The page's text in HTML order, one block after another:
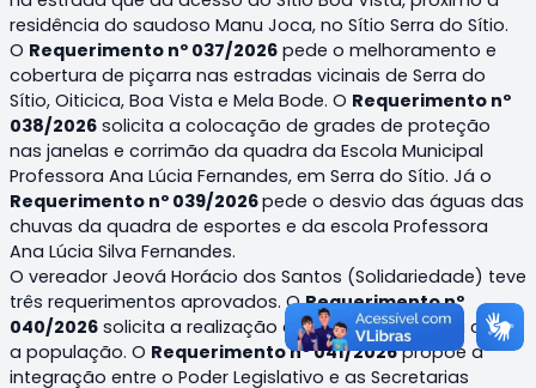
residência do saudoso Manu Joca, no Sítio Serra do Sítio.
O Requerimento nº 037/2026 pede o melhoramento e
cobertura de piçarra nas estradas vicinais de Serra do
Sítio, Oiticica, Boa Vista e Mela Bode. O Requerimento nº
038/2026 solicita a colocação de grades de proteção
nas janelas e corrimão da quadra da Escola Municipal
Professora Ana Lúcia Fernandes, em Serra do Sítio. Já o
Requerimento nº 039/2026pede o desvio das águas das
chuvas da quadra de esportes e da escola Professora
Ana Lúcia Silva Fernandes.
O vereador Jeová Horácio dos Santos (Solidariedade) teve
três requerimentos aprovados. ORequerimento nº
040/2026 solicita a realização de audiência pública com
a população. O Requerimento nº 041/2026propõe a
integração entre o Poder Legislativo e as Secretarias